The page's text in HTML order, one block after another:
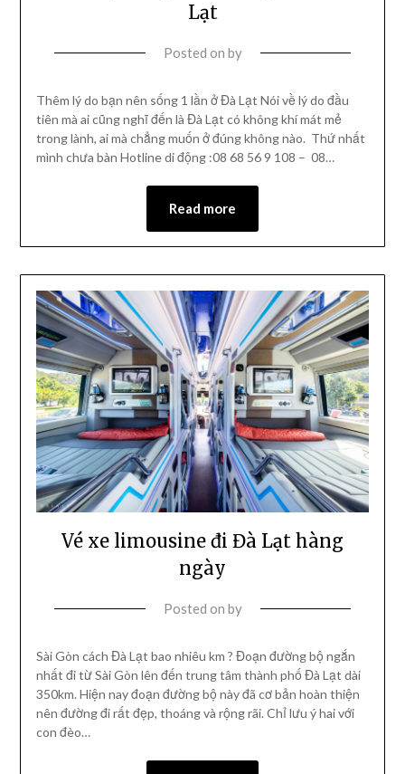
Lạt
Posted on by
Thêm lý do bạn nên sống 1 lần ở Đà Lạt Nói về lý do đầu
tiên mà ai cũng nghĩ đến là Đà Lạt có không khí mát mẻ
trong lành, ai mà chẳng muốn ở đúng không nào. Thứ nhất
mình chưa bàn Hotline di động :08 68 56 9 108 – 08…
Read more
Vé xe limousine đi Đà Lạt hàng
ngày
Posted on by
Sài Gòn cách Đà Lạt bao nhiêu km ? Đoạn đường bộ ngắn
nhất đi từ Sài Gòn lên đến trung tâm thành phố Đà Lạt dài
350km. Hiện nay đoạn đường bộ này đã cơ bản hoàn thiện
nên đường đi rất đẹp, thoáng và rộng rãi. Chỉ lưu ý hai với
con đèo…